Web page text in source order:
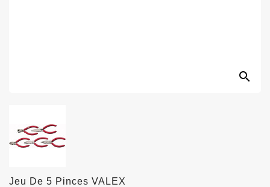
search
Jeu De 5 Pinces VALEX